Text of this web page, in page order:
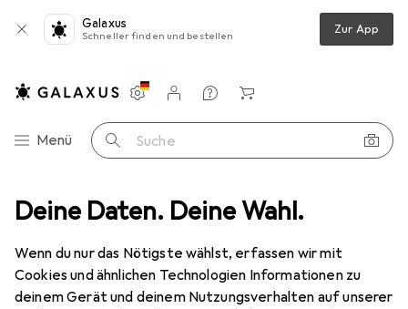
Deine Daten. Deine Wahl.
Wenn du nur das Nötigste wählst, erfassen wir mit
Cookies und ähnlichen Technologien Informationen zu
deinem Gerät und deinem Nutzungsverhalten auf unserer
Galaxus
Schneller finden und bestellen Zur App
Navigation nach Kategorien
Menü Suche
Einstellungen
Kundenkonto
Vergleichslisten
Merklisten
Warenkorb
Schutz Smartphone Hülle Noreve Lederschutzhülle Wallet
2 Bilder